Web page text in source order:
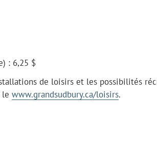
: 6,25 $
de loisirs et les possibilités
le www.grandsudbury.ca/loisirs.